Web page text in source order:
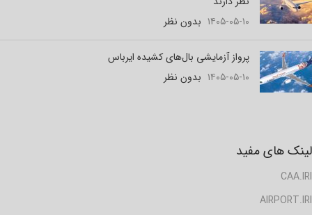
۱۴۰۵-۰۵-۱۰ بدون نظر
پرواز آزمایشی بال‌های کشیده ایرباس
۱۴۰۵-۰۵-۱۰ بدون نظر
لینک های مفید
CAA.IRI
AIRPORT.IRI